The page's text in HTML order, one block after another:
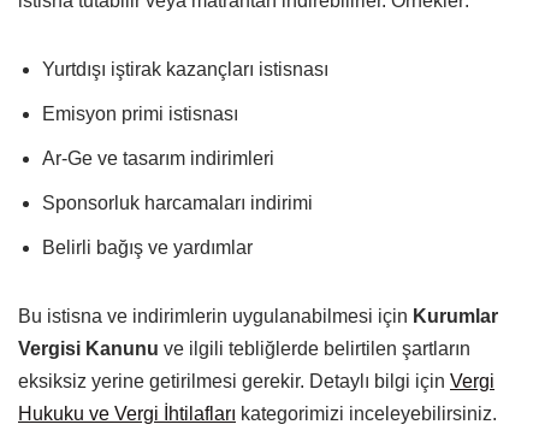
Yurtdışı iştirak kazançları istisnası
Emisyon primi istisnası
Ar-Ge ve tasarım indirimleri
Sponsorluk harcamaları indirimi
Belirli bağış ve yardımlar
Bu istisna ve indirimlerin uygulanabilmesi için Kurumlar
Vergisi Kanunu ve ilgili tebliğlerde belirtilen şartların
eksiksiz yerine getirilmesi gerekir. Detaylı bilgi için Vergi
Hukuku ve Vergi İhtilafları kategorimizi inceleyebilirsiniz.